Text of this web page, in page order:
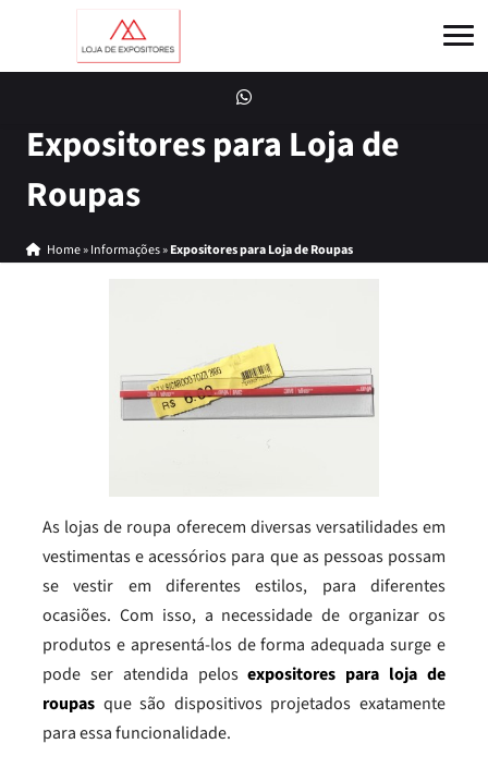
Expositores para Loja de
Roupas
Home»Informações»Expositores para Loja de Roupas
As lojas de roupa oferecem diversas versatilidades em
vestimentas e acessórios para que as pessoas possam
se vestir em diferentes estilos, para diferentes
ocasiões. Com isso, a necessidade de organizar os
produtos e apresentá-los de forma adequada surge e
pode ser atendida pelosexpositores para loja de
roupas que são dispositivos projetados exatamente
para essa funcionalidade.